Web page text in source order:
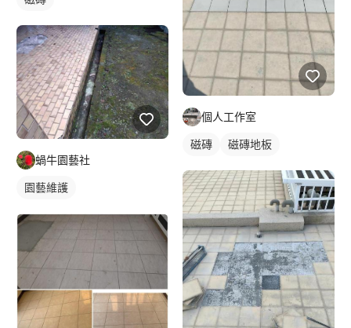
蝸牛園藝社
園藝維護
個人工作室
磁磚 磁磚地板